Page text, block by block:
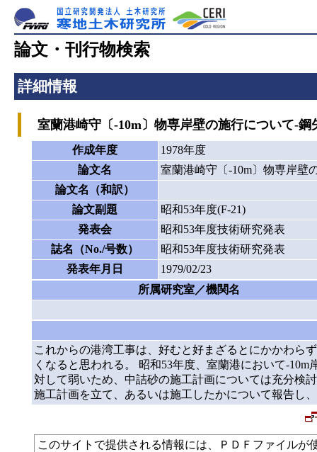
論文・刊行物検索
詳細情報
室蘭港崎守〔-10m〕物専岸壁の施行について-鋼
作成年度
1978年度
論文名
室蘭港崎守〔-10m〕物専岸壁
論文名（和訳）
論文副題
昭和53年度(F-21)
発表会
昭和53年度技術研究発表
誌名（No./号数）
昭和53年度技術研究発表
発表年月日
1979/02/23
所属研究室／機関名
これからの港湾工事は、好むと好まざるとにかかわら
くなると思われる。 昭和53年度、室蘭港において-
対して弱いため、中詰砂の施工計画については充分検
施工計画を立て、あるいは施工したかについて報告し
このサイトで提供される情報には、ＰＤＦファイル